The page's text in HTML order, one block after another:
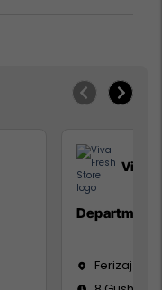
Viva
Department
Ferizaj